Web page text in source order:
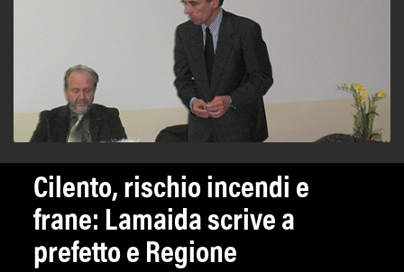
Cilento, rischio incendi e
frane: Lamaida scrive a
prefetto e Regione